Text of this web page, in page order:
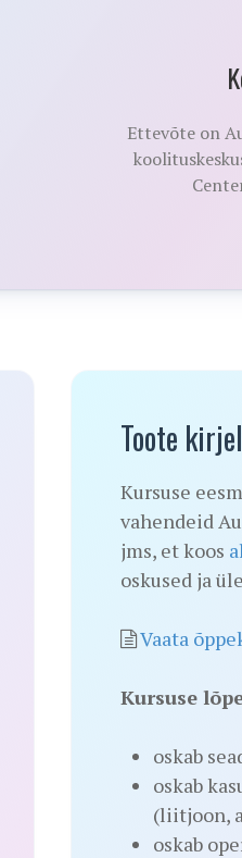
Ettevõte on
Toote
Kursuse
vahendeid
jms, et koos
oskused ja
Vaata
Kursuse
oskab
oskab
(liitjoon,
oskab